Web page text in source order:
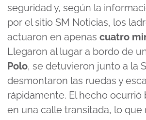
seguridad y, según la
por el sitio SM Noticias, los
actuaron en apenas cuatro
Llegaron al lugar a bordo de
Polo, se detuvieron junto a la
desmontaron las ruedas y
rápidamente. El hecho ocurrió
en una calle transitada, lo que